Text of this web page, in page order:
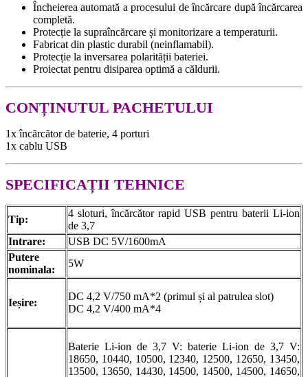
Încheierea automată a procesului de încărcare după încărcarea
completă.
Protecție la supraîncărcare și monitorizare a temperaturii.
Fabricat din plastic durabil (neinflamabil).
Protecție la inversarea polarității bateriei.
Proiectat pentru disiparea optimă a căldurii.
CONȚINUTUL PACHETULUI
1x încărcător de baterie, 4 porturi
1x cablu USB
SPECIFICAȚII TEHNICE
Tip:
4 sloturi, încărcător rapid USB pentru baterii Li-ion
de 3,7
Intrare:
USB DC 5V/1600mA
Putere
nominala:
5W
Ieșire:
DC 4,2 V/750 mA*2 (primul și al patrulea slot)
DC 4,2 V/400 mA*4
Baterie Li-ion de 3,7 V: baterie Li-ion de 3,7 V:
18650, 10440, 10500, 12340, 12500, 12650, 13450,
13500, 13650, 14430, 14500, 14500, 14500, 14650,